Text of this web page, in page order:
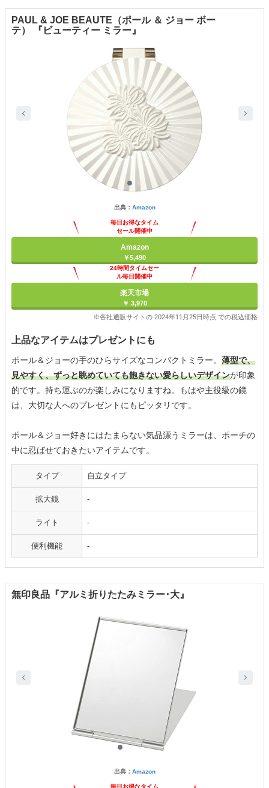
PAUL & JOE BEAUTE（ポール ＆ ジョー ボー
テ） 『ビューティー ミラー』
出典： Amazon
毎日お得なタイム
セール開催中
Amazon
￥5,490
24時間タイムセー
ル毎日開催中
楽天市場
￥ 3,970
※各社通販サイトの 2024年11月25日時点 での税込価格
上品なアイテムはプレゼントにも
ポール＆ジョーの手のひらサイズなコンパクトミラー。 薄型で、
見やすく、ずっと眺めていても飽きない愛らしいデザインが印象
的です。持ち運ぶのが楽しみになりますね。もはや主役級の鏡
は、大切な人へのプレゼントにもピッタリです。
ポール＆ジョー好きにはたまらない気品漂うミラーは、ポーチの
中に忍ばせておきたいアイテムです。
タイプ 自立タイプ
拡大鏡 -
ライト -
便利機能 -
無印良品『アルミ折りたたみミラー･大』
出典： Amazon